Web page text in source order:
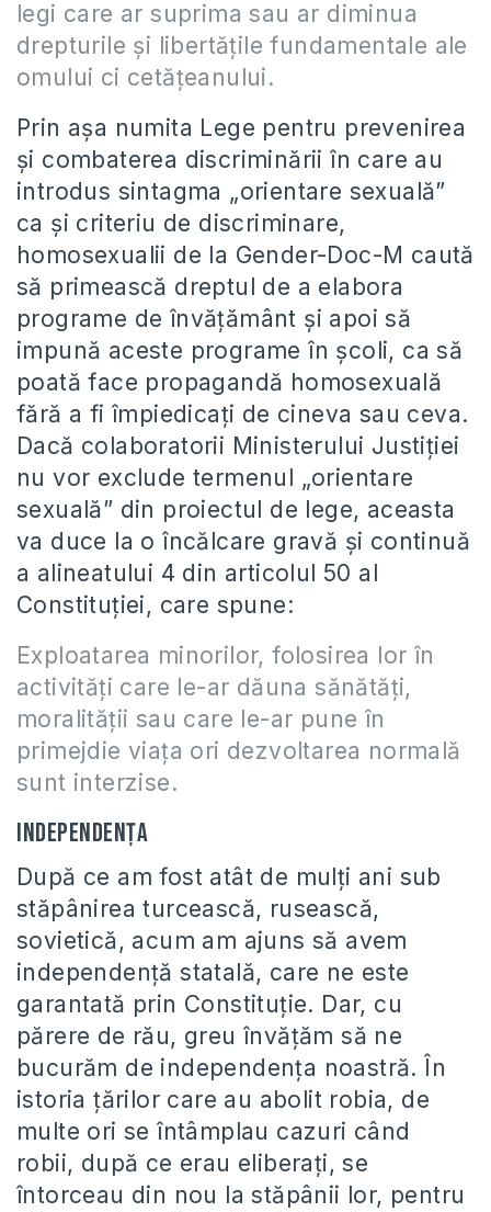
legi care ar suprima sau ar diminua
drepturile şi libertăţile fundamentale ale
omului ci cetăţeanului.
Prin aşa numita Lege pentru prevenirea
şi combaterea discriminării în care au
introdus sintagma „orientare sexuală”
ca şi criteriu de discriminare,
homosexualii de la Gender-Doc-M caută
să primească dreptul de a elabora
programe de învăţământ şi apoi să
impună aceste programe în şcoli, ca să
poată face propagandă homosexuală
fără a fi împiedicaţi de cineva sau ceva.
Dacă colaboratorii Ministerului Justiţiei
nu vor exclude termenul „orientare
sexuală” din proiectul de lege, aceasta
va duce la o încălcare gravă şi continuă
a alineatului 4 din articolul 50 al
Constituţiei, care spune:
Exploatarea minorilor, folosirea lor în
activităţi care le-ar dăuna sănătăţi,
moralităţii sau care le-ar pune în
primejdie viaţa ori dezvoltarea normală
sunt interzise.
Independenţa
După ce am fost atât de mulţi ani sub
stăpânirea turcească, rusească,
sovietică, acum am ajuns să avem
independenţă statală, care ne este
garantată prin Constituţie. Dar, cu
părere de rău, greu învăţăm să ne
bucurăm de independenţa noastră. În
istoria ţărilor care au abolit robia, de
multe ori se întâmplau cazuri când
robii, după ce erau eliberaţi, se
întorceau din nou la stăpânii lor, pentru